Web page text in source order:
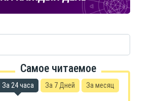
Самое читаемое
За 24 часа За 7 Дней За месяц